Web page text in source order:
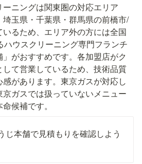
ニングは関東圏の対応エリア
埼玉県・千葉県・群馬県の前橋市/
るため、エリア外の方には全国
ウスクリーニング専門フランチ
がおすすめです。各加盟店がク
して営業しているため、技術品質
があります。東京ガスが対応し
ガスでは扱っていないメニュー
候補です。
じ本舗で見積もりを確認しよう